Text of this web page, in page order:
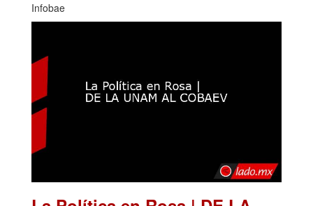
Infobae